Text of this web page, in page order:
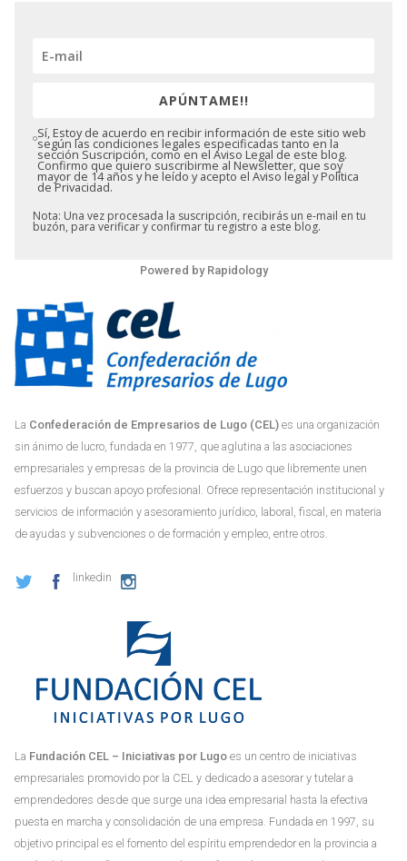
APÚNTAME!!
Sí, Estoy de acuerdo en recibir información de este sitio web
según las condiciones legales especificadas tanto en la
sección Suscripción, como en el Aviso Legal de este blog.
Confirmo que quiero suscribirme al Newsletter, que soy
mayor de 14 años y he leído y acepto el Aviso legal y Política
de Privacidad.
Nota: Una vez procesada la suscripción, recibirás un e-mail en tu
buzón, para verificar y confirmar tu registro a este blog.
Powered by Rapidology
La Confederación de Empresarios de Lugo (CEL) es una organización
sin ánimo de lucro, fundada en 1977, que aglutina a las asociaciones
empresariales y empresas de la provincia de Lugo que libremente unen
esfuerzos y buscan apoyo profesional. Ofrece representación institucional y
servicios de información y asesoramiento jurídico, laboral, fiscal, en materia
de ayudas y subvenciones o de formación y empleo, entre otros.
linkedin
La Fundación CEL – Iniciativas por Lugo es un centro de iniciativas
empresariales promovido por la CEL y dedicado a asesorar y tutelar a
emprendedores desde que surge una idea empresarial hasta la efectiva
puesta en marcha y consolidación de una empresa. Fundada en 1997, su
objetivo principal es el fomento del espíritu emprendedor en la provincia a